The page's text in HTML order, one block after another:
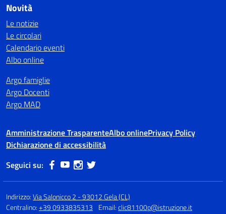
Novità
Le notizie
Le circolari
Calendario eventi
Albo online
Argo famiglie
Argo Docenti
Argo MAD
Amministrazione TrasparenteAlbo onlinePrivacy Policy
Dichiarazione di accessibilità
Seguici su:
Indirizzo:Via Salonicco 2 - 93012 Gela (CL)
Centralino:+39 0933835313 Email:clic81100p@istruzione.it